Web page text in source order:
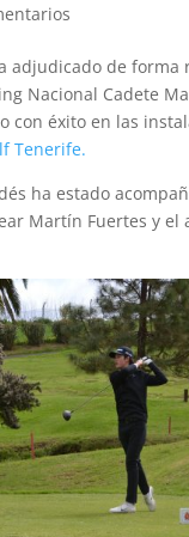
adjudicado de forma
Nacional Cadete
con éxito en las
Tenerife.
ha estado
Martín Fuertes y el